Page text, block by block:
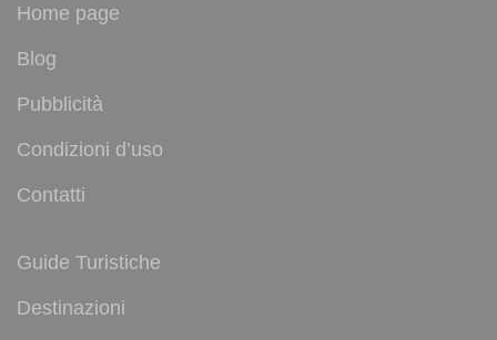
Home page
Blog
Pubblicità
Condizioni d’uso
Contatti
Guide Turistiche
Destinazioni